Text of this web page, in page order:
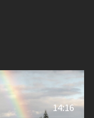
14:16